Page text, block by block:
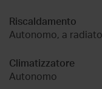
Riscaldamento
Autonomo, a
Climatizzatore
Autonomo